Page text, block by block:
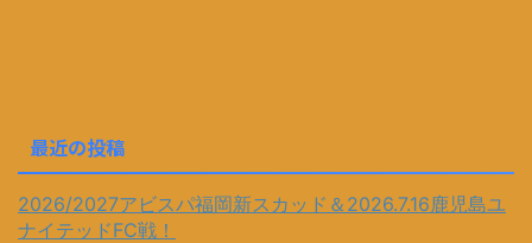
最近の投稿
2026/2027アビスパ福岡新スカッド＆2026.7.16鹿児島ユ
ナイテッドFC戦！